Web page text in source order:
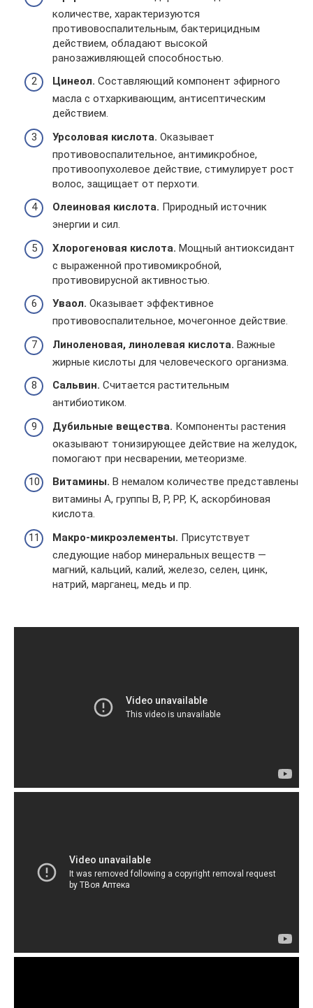
количестве, характеризуются
противовоспалительным, бактерицидным
действием, обладают высокой
ранозаживляющей способностью.
Цинеол. Составляющий компонент эфирного
масла с отхаркивающим, антисептическим
действием.
Урсоловая кислота. Оказывает
противовоспалительное, антимикробное,
противоопухолевое действие, стимулирует рост
волос, защищает от перхоти.
Олеиновая кислота. Природный источник
энергии и сил.
Хлорогеновая кислота. Мощный антиоксидант
с выраженной противомикробной,
противовирусной активностью.
Уваол. Оказывает эффективное
противовоспалительное, мочегонное действие.
Линоленовая, линолевая кислота. Важные
жирные кислоты для человеческого организма.
Сальвин. Считается растительным
антибиотиком.
Дубильные вещества. Компоненты растения
оказывают тонизирующее действие на желудок,
помогают при несварении, метеоризме.
Витамины. В немалом количестве представлены
витамины А, группы В, Р, РР, К, аскорбиновая
кислота.
Макро-микроэлементы. Присутствует
следующие набор минеральных веществ —
магний, кальций, калий, железо, селен, цинк,
натрий, марганец, медь и пр.